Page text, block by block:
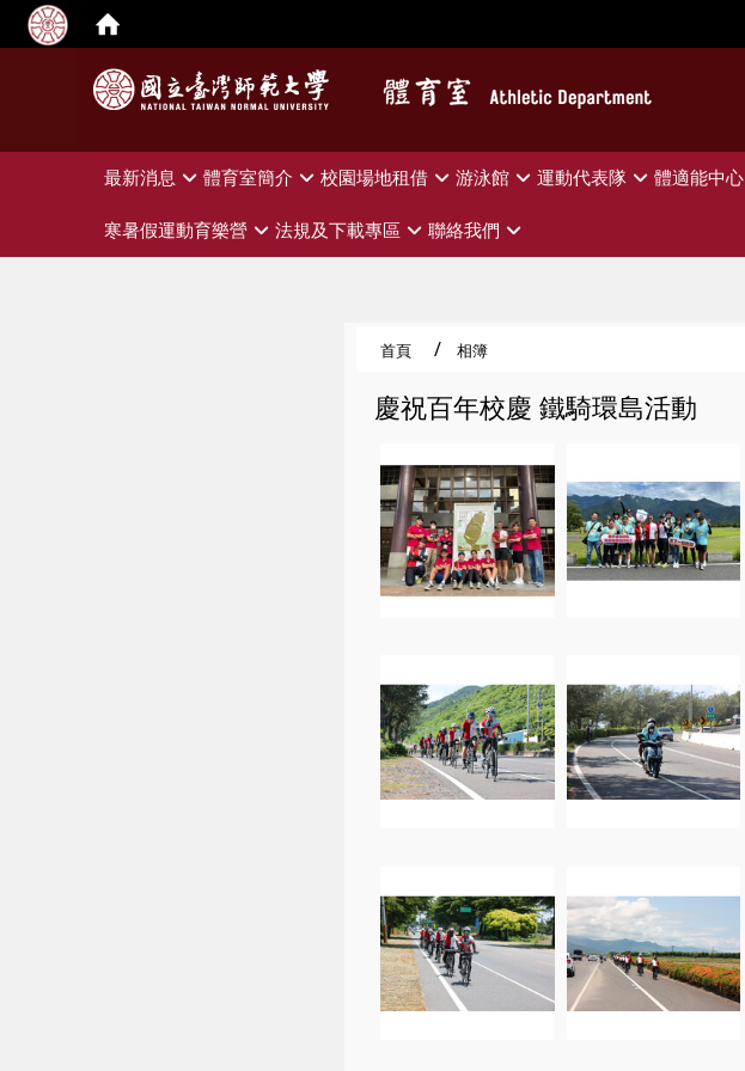
最新消息 體育室簡介 校園場地租借 游泳館 運動代表隊 體適能中心
寒暑假運動育樂營 法規及下載專區 聯絡我們
首頁 相簿
慶祝百年校慶 鐵騎環島活動